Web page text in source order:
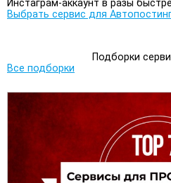
Инстаграм-аккаунт в разы
Выбрать сервис для
Подборки
Все подборки